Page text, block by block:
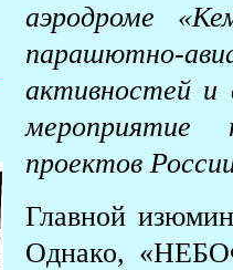
аэродроме
парашютно-
активностей и
мероприятие
проектов
Главной
Однако,